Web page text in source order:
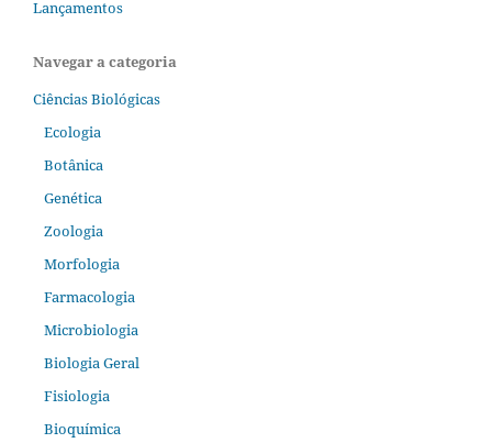
Lançamentos
Navegar a categoria
Ciências Biológicas
Ecologia
Botânica
Genética
Zoologia
Morfologia
Farmacologia
Microbiologia
Biologia Geral
Fisiologia
Bioquímica